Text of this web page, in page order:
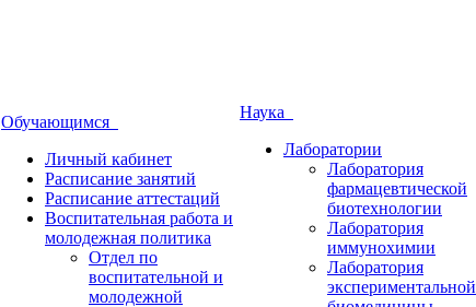
Обучающимся
Личный кабинет
Расписание занятий
Расписание аттестаций
Воспитательная работа и
молодежная политика
Отдел по
воспитательной и
молодежной
Наука
Лаборатории
Лаборатория
фармацевтической
биотехнологии
Лаборатория
иммунохимии
Лаборатория
экспериментальной